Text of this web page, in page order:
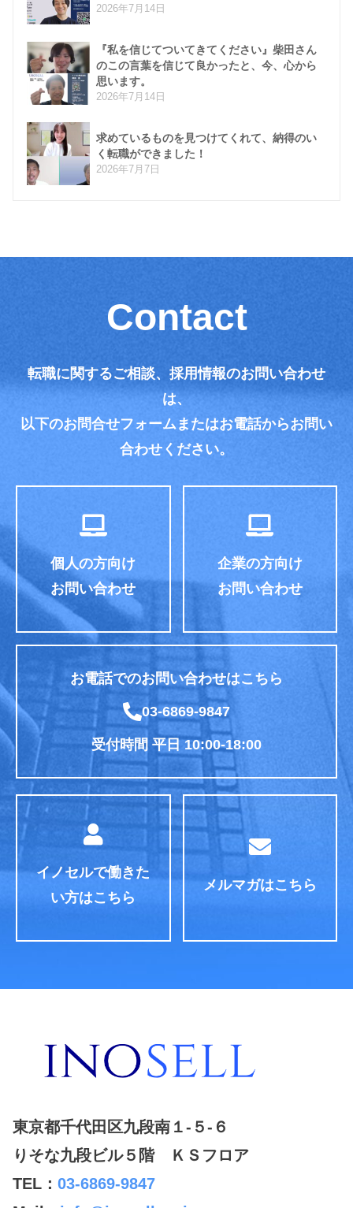
2026年7月14日
『私を信じてついてきてください』柴田さん
のこの言葉を信じて良かったと、今、心から
思います。
2026年7月14日
求めているものを見つけてくれて、納得のい
く転職ができました！
2026年7月7日
Contact
転職に関するご相談、採用情報のお問い合わせ
は、
以下のお問合せフォームまたはお電話からお問い
合わせください。
個人の方向け
お問い合わせ
企業の方向け
お問い合わせ
お電話でのお問い合わせはこちら
03-6869-9847
受付時間 平日 10:00-18:00
イノセルで働きた
い方はこちら
メルマガはこちら
東京都千代田区九段南１-５-６
りそな九段ビル５階 ＫＳフロア
TEL： 03-6869-9847